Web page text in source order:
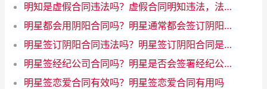
明知是虚假合同违法吗？虚假合同明知违法，法律禁止行为
明星都会用阴阳合同吗？明星通常都会签订阴阳合同吗？
明星签订阴阳合同违法吗？明星签订阴阳合同是否违法？
明星签经纪公司合同吗？明星是否会签署经纪公司合同？
明星签恋爱合同有效吗？明星签恋爱合同有用吗